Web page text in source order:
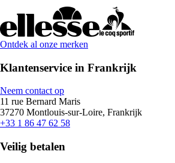
Ontdek al onze merken
Klantenservice in Frankrijk
Neem contact op
11 rue Bernard Maris
37270 Montlouis-sur-Loire, Frankrijk
+33 1 86 47 62 58
Veilig betalen